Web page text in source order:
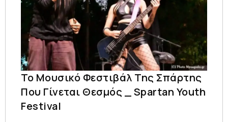
Το Μουσικό Φεστιβάλ Της Σπάρτης
Που Γίνεται Θεσμός _ Spartan Youth
Festival